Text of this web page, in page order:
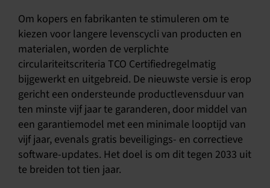
Om kopers en fabrikanten te stimuleren om te
kiezen voor langere levenscycli van producten en
materialen, worden de verplichte
circulariteitscriteria TCO Certifiedregelmatig
bijgewerkt en uitgebreid. De nieuwste versie is erop
gericht een ondersteunde productlevensduur van
ten minste vijf jaar te garanderen, door middel van
een garantiemodel met een minimale looptijd van
vijf jaar, evenals gratis beveiligings- en correctieve
software-updates. Het doel is om dit tegen 2033 uit
te breiden tot tien jaar.